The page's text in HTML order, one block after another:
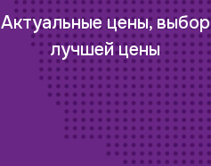
Актуальные цены, выбор
лучшей цены